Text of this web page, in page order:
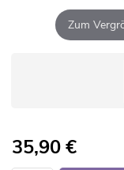
Zum
35,90€